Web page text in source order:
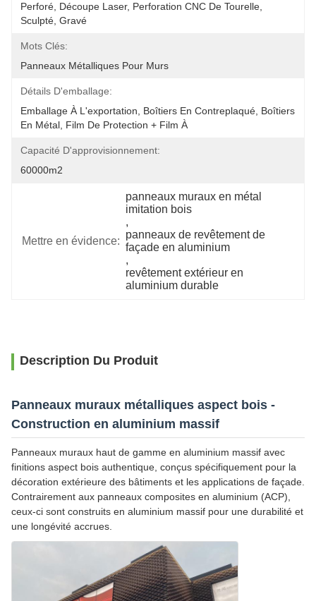
Perforé, Découpe Laser, Perforation CNC De Tourelle,
Sculpté, Gravé
Mots Clés:
Panneaux Métalliques Pour Murs
Détails D'emballage:
Emballage À L'exportation, Boîtiers En Contreplaqué, Boîtiers
En Métal, Film De Protection + Film À
Capacité D'approvisionnement:
60000m2
Mettre en évidence:
panneaux muraux en métal
imitation bois
,
panneaux de revêtement de
façade en aluminium
,
revêtement extérieur en
aluminium durable
Description Du Produit
Panneaux muraux métalliques aspect bois -
Construction en aluminium massif
Panneaux muraux haut de gamme en aluminium massif avec
finitions aspect bois authentique, conçus spécifiquement pour la
décoration extérieure des bâtiments et les applications de façade.
Contrairement aux panneaux composites en aluminium (ACP),
ceux-ci sont construits en aluminium massif pour une durabilité et
une longévité accrues.